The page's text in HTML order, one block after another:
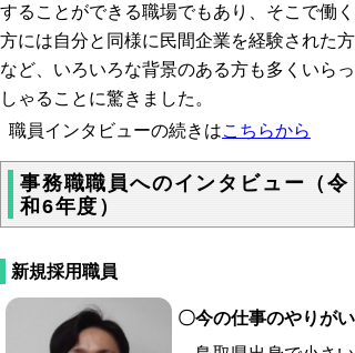
することができる職場でもあり、そこで働く
方には自分と同様に民間企業を経験された方
など、いろいろな背景のある方も多くいらっ
しゃることに驚きました。
職員インタビューの続きはこちらから
事務職職員へのインタビュー（令
和6年度）
新規採用職員
〇今の仕事のやりがい